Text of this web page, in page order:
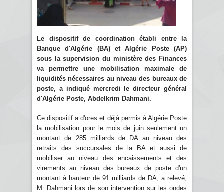
Le dispositif de coordination établi entre la
Banque d'Algérie (BA) et Algérie Poste (AP)
sous la supervision du ministère des Finances
va permettre une mobilisation maximale de
liquidités nécessaires au niveau des bureaux de
poste, a indiqué mercredi le directeur général
d'Algérie Poste, Abdelkrim Dahmani.
Ce dispositif a d'ores et déjà permis à Algérie Poste
la mobilisation pour le mois de juin seulement un
montant de 285 milliards de DA au niveau des
retraits des succursales de la BA et aussi de
mobiliser au niveau des encaissements et des
virements au niveau des bureaux de poste d'un
montant à hauteur de 91 milliards de DA, a relevé,
M. Dahmani lors de son intervention sur les ondes